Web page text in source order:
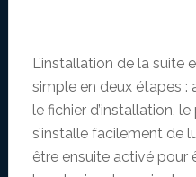
L’installation de la suite
simple en deux étapes :
le fichier d’installation,
s’installe facilement de
être ensuite activé pour